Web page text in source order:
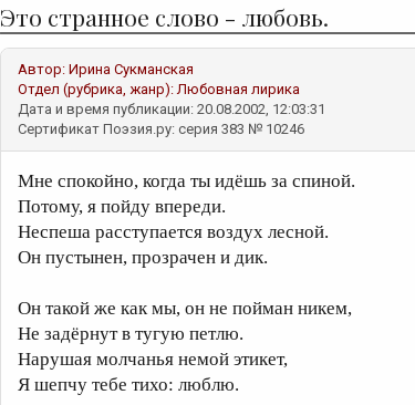
Это странное слово - любовь.
Автор: Ирина Сукманская
Отдел (рубрика, жанр):Любовная лирика
Дата и время публикации: 20.08.2002, 12:03:31
Сертификат Поэзия.ру: серия 383 № 10246
Мне спокойно, когда ты идёшь за спиной.
Потому, я пойду впереди.
Неспеша расступается воздух лесной.
Он пустынен, прозрачен и дик.
Он такой же как мы, он не пойман никем,
Не задёрнут в тугую петлю.
Нарушая молчанья немой этикет,
Я шепчу тебе тихо: люблю.